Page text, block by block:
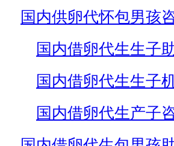
国内供卵代怀包男孩
国内借卵代生生子
国内借卵代生生子
国内借卵代生产子